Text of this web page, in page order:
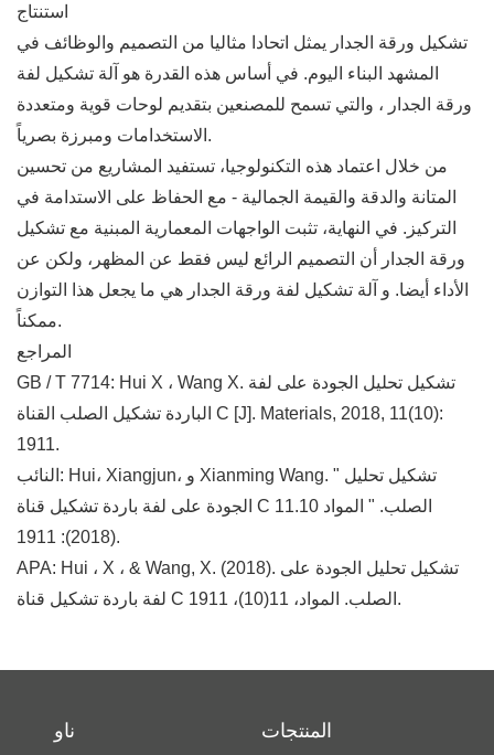
استنتاج
تشكيل ورقة الجدار يمثل اتحادا مثاليا من التصميم والوظائف في
المشهد البناء اليوم. في أساس هذه القدرة هو آلة تشكيل لفة
ورقة الجدار ، والتي تسمح للمصنعين بتقديم لوحات قوية ومتعددة
الاستخدامات ومبرزة بصرياً.
من خلال اعتماد هذه التكنولوجيا، تستفيد المشاريع من تحسين
المتانة والدقة والقيمة الجمالية - مع الحفاظ على الاستدامة في
التركيز. في النهاية، تثبت الواجهات المعمارية المبنية مع تشكيل
ورقة الجدار أن التصميم الرائع ليس فقط عن المظهر، ولكن عن
الأداء أيضا. و آلة تشكيل لفة ورقة الجدار هي ما يجعل هذا التوازن
ممكناً.
المراجع
GB / T 7714: Hui X ، Wang X. تشكيل تحليل الجودة على لفة
الباردة تشكيل الصلب القناة C [J]. Materials, 2018, 11(10):
1911.
النائب: Hui، Xiangjun، و Xianming Wang. " تشكيل تحليل
الجودة على لفة باردة تشكيل قناة C الصلب. " المواد 11.10
(2018): 1911.
APA: Hui ، X ، & Wang, X. (2018). تشكيل تحليل الجودة على
لفة باردة تشكيل قناة C الصلب. المواد، 11(10)، 1911.
ناو المنتجات